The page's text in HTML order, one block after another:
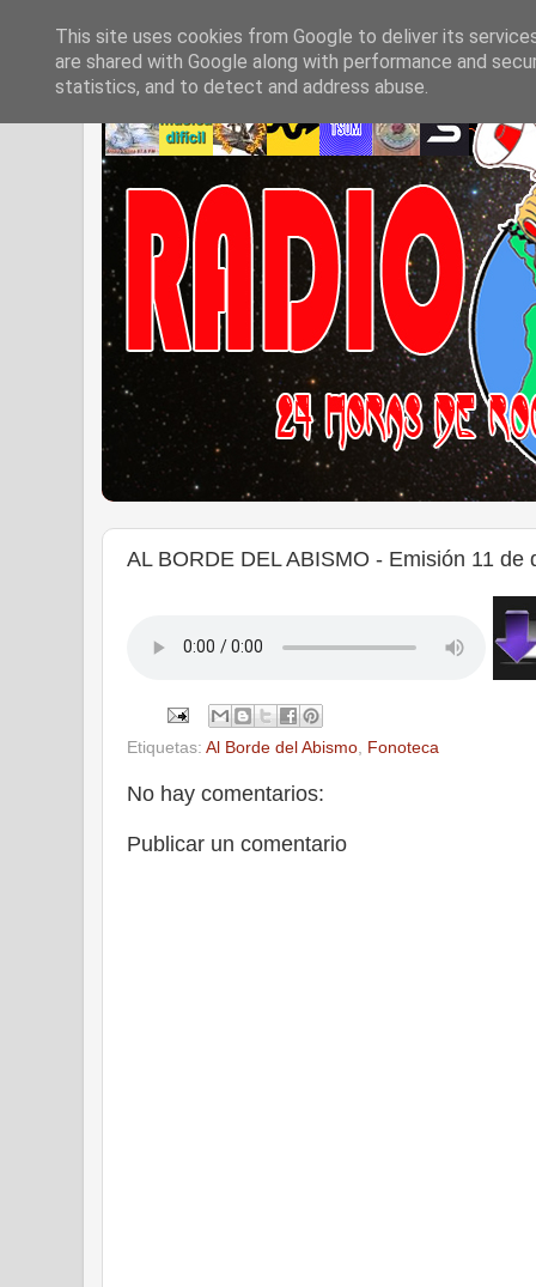
AL BORDE DEL ABISMO - Emisión 11 de
Etiquetas: Al Borde del Abismo, Fonoteca
No hay comentarios:
Publicar un comentario
This site uses cookies from Google to deliver its
are shared with Google along with performance and
statistics, and to detect and address abuse.